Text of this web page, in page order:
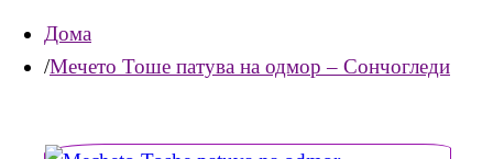
Дома
Мечето Тоше патува на одмор – Сончогледи